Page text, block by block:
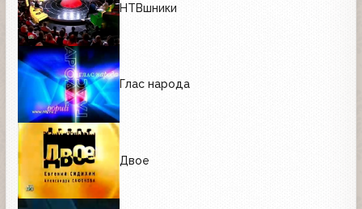
НТВшники
Глас народа
Двое